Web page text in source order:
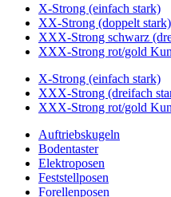
X-Strong (einfach stark)
XX-Strong (doppelt stark)
XXX-Strong schwarz
XXX-Strong rot/gold
X-Strong (einfach stark)
XXX-Strong (dreifach
XXX-Strong rot/gold
Auftriebskugeln
Bodentaster
Elektroposen
Feststellposen
Forellenposen